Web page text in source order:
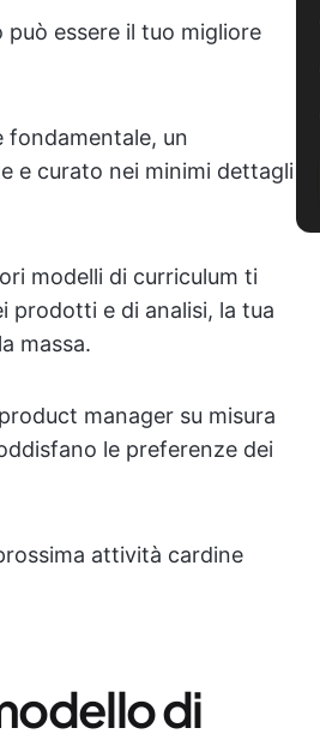
essere il tuo migliore
fondamentale, un
e curato nei minimi dettagli
modelli di curriculum ti
prodotti e di analisi, la tua
massa.
manager su misura
le preferenze dei
attività cardine
di